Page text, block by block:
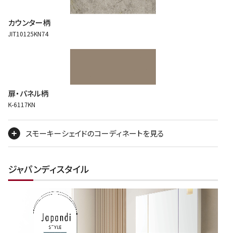
カウンター柄
JIT10125KN74
扉・パネル柄
K-6117KN
スモーキーシェイドのコーディネートを見る
ジャパンディスタイル